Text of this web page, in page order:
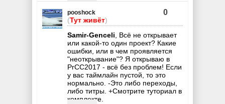
pooshock
(Тут живёт)
0
Samir-Genceli , Всё не открывает
или какой-то один проект? Какие
ошибки, или в чем проявляется
"неоткрывание"? Я открываю в
PrCC2017 - всё без проблем! Если
у вас таймлайн пустой, то это
нормально. -Это либо переходы,
либо титры. +Смотрите туториал в
комплекте.